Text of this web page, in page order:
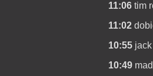
11:06 tim
11:02
10:55
10:49